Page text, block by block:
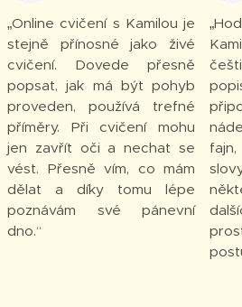
„Online cvičení s Kamilou je
stejně přínosné jako živé
cvičení. Dovede přesně
popsat, jak má být pohyb
proveden, používá trefné
příměry. Při cvičení mohu
jen zavřít oči a nechat se
vést. Přesně vím, co mám
dělat a díky tomu lépe
poznávám své pánevní
dno.“